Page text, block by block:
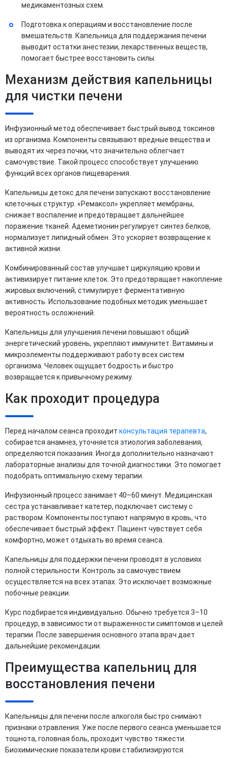
медикаментозных схем.
Подготовка к операциям и восстановление после
вмешательств. Капельница для поддержания печени
выводит остатки анестезии, лекарственных веществ,
помогает быстрее восстановить силы.
Механизм действия капельницы
для чистки печени
Инфузионный метод обеспечивает быстрый вывод токсинов
из организма. Компоненты связывают вредные вещества и
выводят их через почки, что значительно облегчает
самочувствие. Такой процесс способствует улучшению
функций всех органов пищеварения.
Капельницы детокс для печени запускают восстановление
клеточных структур. «Ремаксол» укрепляет мембраны,
снижает воспаление и предотвращает дальнейшее
поражение тканей. Адеметионин регулирует синтез белков,
нормализует липидный обмен. Это ускоряет возвращение к
активной жизни.
Комбинированный состав улучшает циркуляцию крови и
активизирует питание клеток. Это предотвращает накопление
жировых включений, стимулирует ферментативную
активность. Использование подобных методик уменьшает
вероятность осложнений.
Капельницы для улучшения печени повышают общий
энергетический уровень, укрепляют иммунитет. Витамины и
микроэлементы поддерживают работу всех систем
организма. Человек ощущает бодрость и быстро
возвращается к привычному режиму.
Как проходит процедура
Перед началом сеанса проходит консультация терапевта,
собирается анамнез, уточняется этиология заболевания,
определяются показания. Иногда дополнительно назначают
лабораторные анализы для точной диагностики. Это помогает
подобрать оптимальную схему терапии.
Инфузионный процесс занимает 40–60 минут. Медицинская
сестра устанавливает катетер, подключает систему с
раствором. Компоненты поступают напрямую в кровь, что
обеспечивает быстрый эффект. Пациент чувствует себя
комфортно, может отдыхать во время сеанса.
Капельницы для поддержки печени проводят в условиях
полной стерильности. Контроль за самочувствием
осуществляется на всех этапах. Это исключает возможные
побочные реакции.
Курс подбирается индивидуально. Обычно требуется 3–10
процедур, в зависимости от выраженности симптомов и целей
терапии. После завершения основного этапа врач дает
дальнейшие рекомендации.
Преимущества капельниц для
восстановления печени
Капельницы для печени после алкоголя быстро снимают
признаки отравления. Уже после первого сеанса уменьшается
тошнота, головная боль, проходит чувство тяжести.
Биохимические показатели крови стабилизируются.